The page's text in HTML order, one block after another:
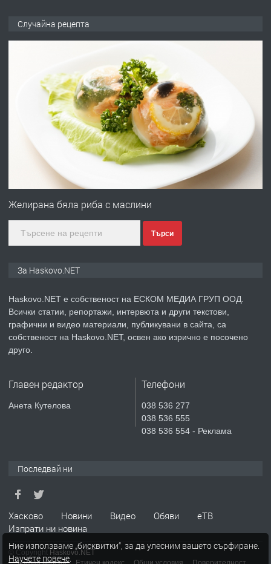
градската градина!
ПРОСТОРЕН ТРИСТАЕН
АПАРТАМЕНТ В НОВА СГРАДА КВ.
КУБА
преди 2 дни
Продавам парцел в гр. Хасково кв.
асфалт 0889 537 426
преди 2 дни
ПРЕДЛАГА
№4119 Едностаен обзаведен
Къртене на бетон! Събаряне на
преди 6 дни
Случайна рецепта
Желирана бяла риба с маслини
Търси
За Haskovo.NET
Haskovo.NET е собственост на ЕСКОМ МЕДИА ГРУП ООД.
Всички статии, репортажи, интервюта и други текстови,
графични и видео материали, публикувани в сайта, са
собственост на Haskovo.NET, освен ако изрично е посочено
друго.
Главен редактор
Анета Кутелова
Телефони
038 536 277
038 536 555
038 536 554 - Реклама
Последвай ни
Хасково Новини Видео Обяви
еТВ
Изпрати ни новина
© Copyright Haskovo.NET
Ние използваме „бисквитки“, за да улесним вашето сърфиране.
Научете повече.